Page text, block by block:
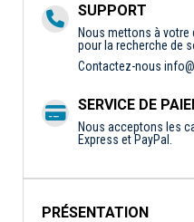
SUPPORT
Nous mettons à
pour la recherche de
Contactez-nous
SERVICE DE
Nous acceptons les
Express et PayPal.
PRÉSENTATION